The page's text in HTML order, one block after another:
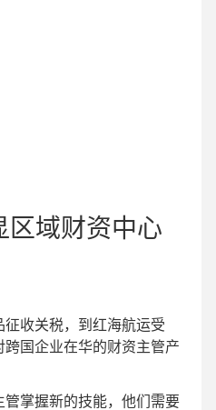
区域财资中心
收关税，到红海航运受
国企业在华的财资主管产
掌握新的技能，他们需要